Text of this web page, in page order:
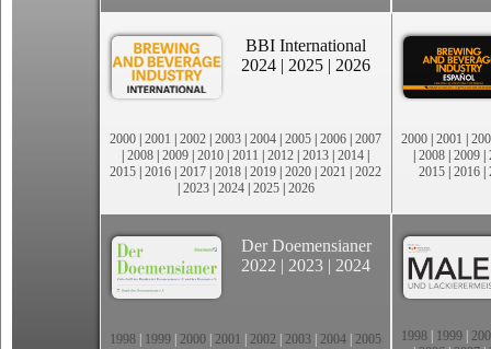
BBI International
2024 | 2025 | 2026
2000 | 2001 | 2002 | 2003 | 2004 | 2005 | 2006 | 2007
| 2008 | 2009 | 2010 | 2011 | 2012 | 2013 | 2014 |
2015 | 2016 | 2017 | 2018 | 2019 | 2020 | 2021 | 2022
| 2023| 2024| 2025| 2026
2000 | 2001 |
| 2008 | 2009 |
2015 | 2016 |
Der Doemensianer
2022 | 2023 | 2024
1998 1999 2000 2001 2002 2003 2004 2005
1998 1999